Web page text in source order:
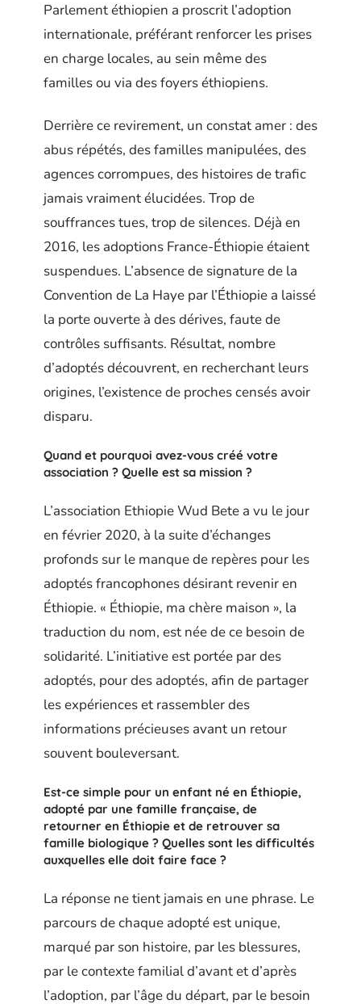
Parlement éthiopien a proscrit l’adoption
internationale, préférant renforcer les prises
en charge locales, au sein même des
familles ou via des foyers éthiopiens.
Derrière ce revirement, un constat amer : des
abus répétés, des familles manipulées, des
agences corrompues, des histoires de trafic
jamais vraiment élucidées. Trop de
souffrances tues, trop de silences. Déjà en
2016, les adoptions France-Éthiopie étaient
suspendues. L’absence de signature de la
Convention de La Haye par l’Éthiopie a laissé
la porte ouverte à des dérives, faute de
contrôles suffisants. Résultat, nombre
d’adoptés découvrent, en recherchant leurs
origines, l’existence de proches censés avoir
disparu.
Quand et pourquoi avez-vous créé votre
association ? Quelle est sa mission ?
L’association Ethiopie Wud Bete a vu le jour
en février 2020, à la suite d’échanges
profonds sur le manque de repères pour les
adoptés francophones désirant revenir en
Éthiopie. « Éthiopie, ma chère maison », la
traduction du nom, est née de ce besoin de
solidarité. L’initiative est portée par des
adoptés, pour des adoptés, afin de partager
les expériences et rassembler des
informations précieuses avant un retour
souvent bouleversant.
Est-ce simple pour un enfant né en Éthiopie,
adopté par une famille française, de
retourner en Éthiopie et de retrouver sa
famille biologique ? Quelles sont les difficultés
auxquelles elle doit faire face ?
La réponse ne tient jamais en une phrase. Le
parcours de chaque adopté est unique,
marqué par son histoire, par les blessures,
par le contexte familial d’avant et d’après
l’adoption, par l’âge du départ, par le besoin